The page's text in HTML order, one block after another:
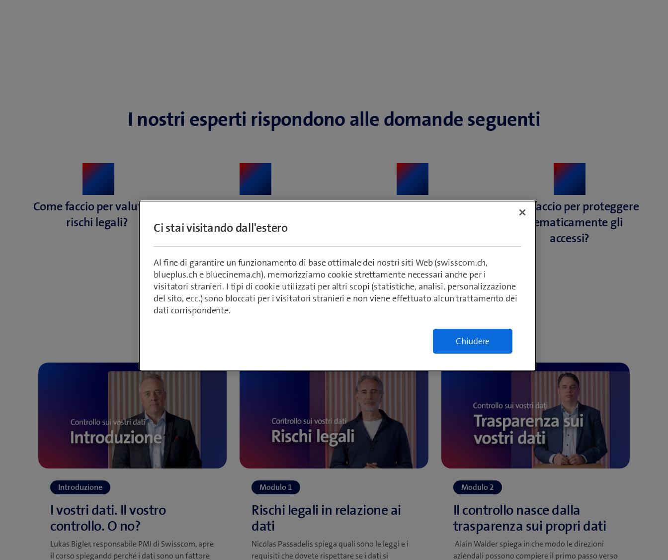
I nostri esperti rispondono alle domande seguenti
Come faccio per valutare i
rischi legali?
Come faccio per avere
trasparenza in relazione ai
Che conseguenze ha la
Come faccio per proteggere
sistematicamente gli
accessi?
Panoramica dei moduli del corso:
Lukas Bigler, responsabile PMI di Swisscom, apre
il corso spiegando perché i dati sono un fattore
Nicolas Passadelis spiega quali sono le leggi e i
requisiti che dovete rispettare se i dati si
Alain Walder spiega in che modo le direzioni
aziendali possono compiere il primo passo verso
Ci stai visitando dall'estero
Al fine di garantire un funzionamento di base ottimale dei nostri siti Web (swisscom.ch,
blueplus.ch e bluecinema.ch), memorizziamo cookie strettamente necessari anche per i
visitatori stranieri. I tipi di cookie utilizzati per altri scopi (statistiche, analisi, personalizzazione
del sito, ecc.) sono bloccati per i visitatori stranieri e non viene effettuato alcun trattamento dei
dati corrispondente.
Chiudere